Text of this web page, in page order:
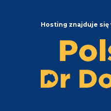
Hosting znajduje